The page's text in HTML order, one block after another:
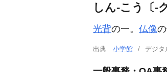
しん‐こう〔‐
光背の一。 仏像
出典 小学館 デジ